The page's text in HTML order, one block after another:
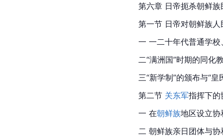
第六章 日帝扼杀朝鲜
第一节 日帝对朝鲜族人
一 一二十年代普通学
二“满洲国”时期的同化
三“新学制”的颁布与“
第二节 关东军指挥下的
一 在朝鲜族地区设立协
二 朝鲜族亲日团体与协